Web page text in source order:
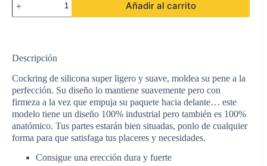
C-
RINGZ
ANILLA
ANTI
RETRACCIÓN
TESTÍCULOS
cantidad
Añadir al carrito
Descripción
Cockring de silicona super ligero y suave, moldea su pene a la
perfección. Su diseño lo mantiene suavemente pero con
firmeza a la vez que empuja su paquete hacia delante… este
modelo tiene un diseño 100% industrial pero también es 100%
anatómico. Tus partes estarán bien situadas, ponlo de cualquier
forma para que satisfaga tus placeres y necesidades.
Consigue una erección dura y fuerte